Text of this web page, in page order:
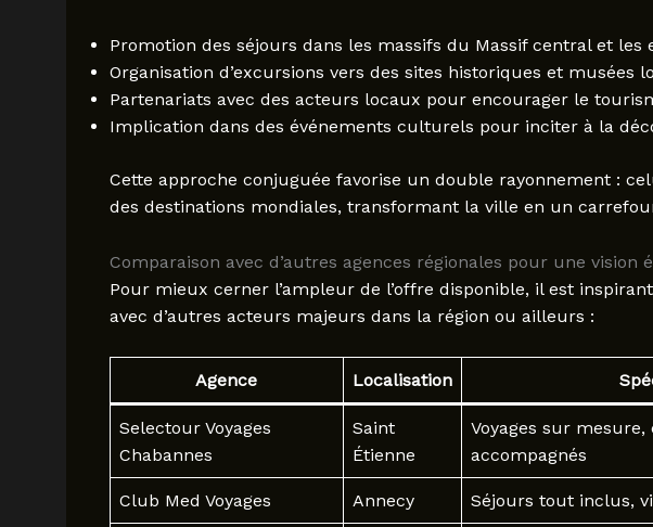
Promotion des séjours dans les massifs du Massif central et les
Organisation d’excursions vers des sites historiques et musées
Partenariats avec des acteurs locaux pour encourager le
Implication dans des événements culturels pour inciter à la
Cette approche conjuguée favorise un double rayonnement :
des destinations mondiales, transformant la ville en un
Comparaison avec d’autres agences régionales pour une vision
Pour mieux cerner l’ampleur de l’offre disponible, il est
avec d’autres acteurs majeurs dans la région ou ailleurs :
Agence Localisation
Selectour Voyages
Chabannes
Saint
Étienne
Voyages sur
accompagnés
Club Med Voyages Annecy Séjours tout inclus,